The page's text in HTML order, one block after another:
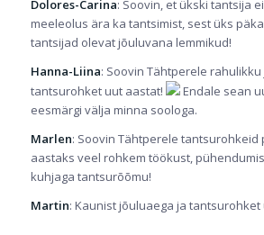
Dolores-Carina: Soovin, et ükski tantsija
meeleolus ära ka tantsimist, sest üks
tantsijad olevat jõuluvana lemmikud!
Hanna-Liina: Soovin Tähtperele
tantsurohket uut aastat!
Endale sean
eesmärgi välja minna soologa.
Marlen: Soovin Tähtperele tantsurohkeid
aastaks veel rohkem töökust,
kuhjaga tantsurõõmu!
Martin: Kaunist jõuluaega ja tantsurohket